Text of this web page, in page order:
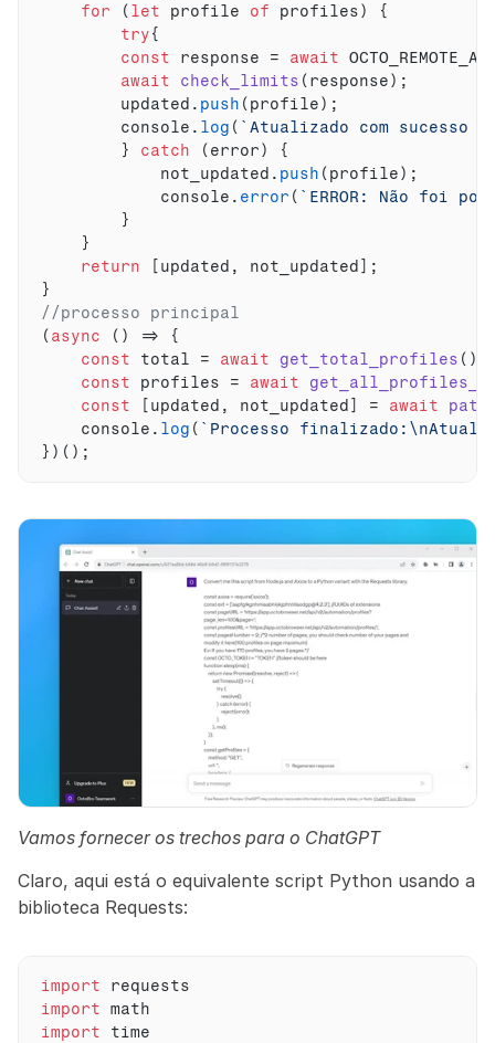
for
( let profile of profiles)
{
try{
const
response = await
await
check_limits ( response) ;
updated . push ( profile) ;
console . log ( `Atualizado com sucesso
}
catch ( error)
{
not_updated . push ( profile) ;
console . error ( `ERROR: Não foi
}
}
return
[ updated , not_updated ] ;
}
//processo principal
( async ( ) =>
{
const
total = await get_total_profiles ( )
const
profiles = await
const
[ updated , not_updated ] = await
console . log ( `Processo
} ) ( ) ;
Vamos fornecer os trechos para o ChatGPT
Claro, aqui está o equivalente script Python usando a
biblioteca Requests:
import
requests
import math
import
time